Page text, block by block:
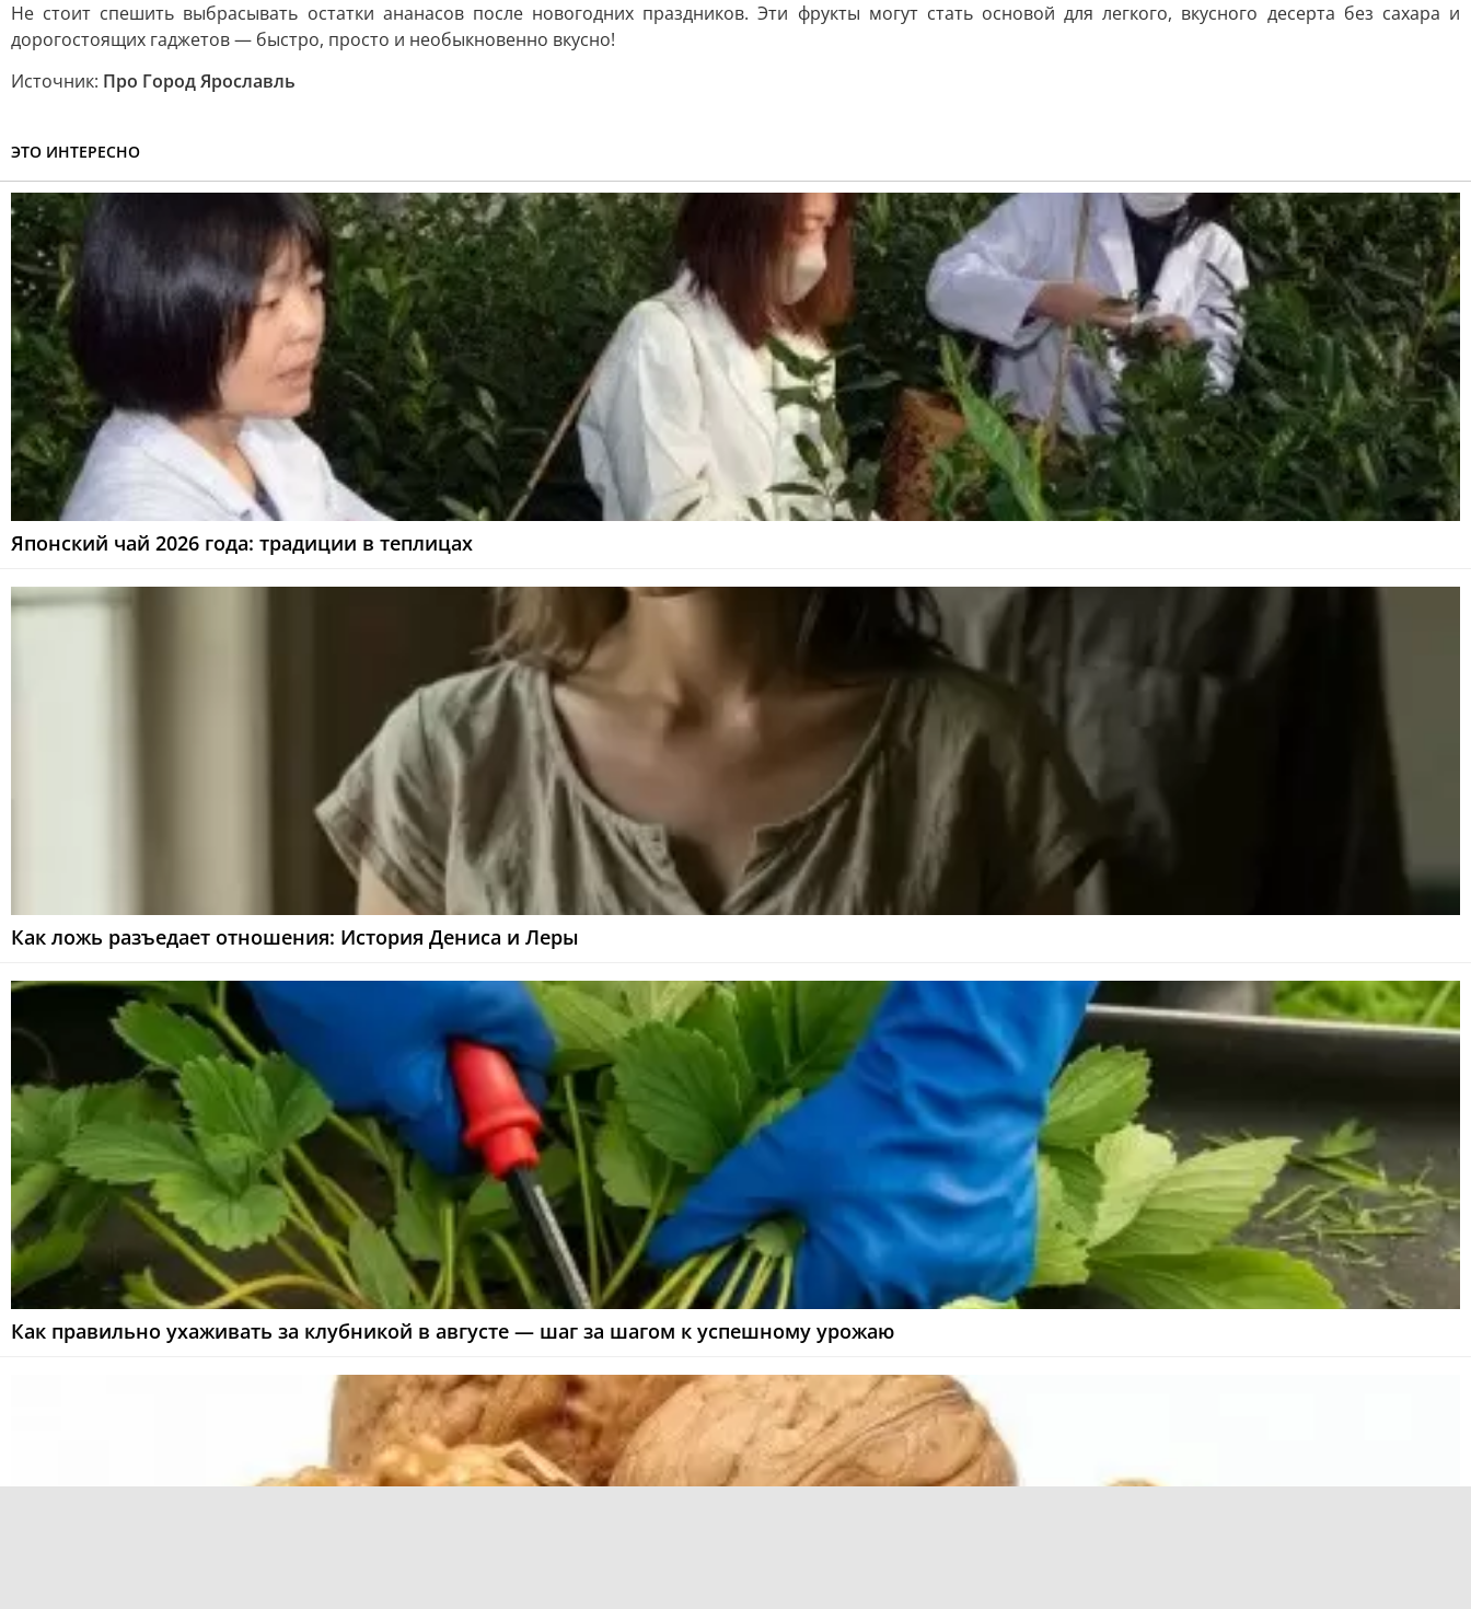
Не стоит спешить выбрасывать остатки ананасов после новогодних праздников. Эти фрукты могут стать основой для легкого, вкусного десерта без сахара и
дорогостоящих гаджетов — быстро, просто и необыкновенно вкусно!
Источник: Про Город Ярославль
ЭТО ИНТЕРЕСНО
Японский чай 2026 года: традиции в теплицах
Как ложь разъедает отношения: История Дениса и Леры
Как правильно ухаживать за клубникой в августе — шаг за шагом к успешному урожаю